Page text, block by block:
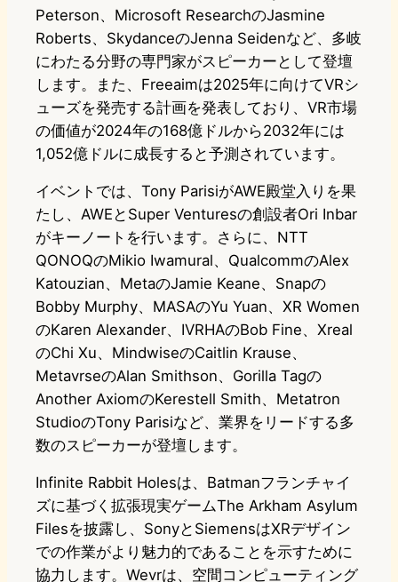
Peterson、Microsoft ResearchのJasmine
Roberts、SkydanceのJenna Seidenなど、多岐
にわたる分野の専門家がスピーカーとして登壇
します。また、Freeaimは2025年に向けてVRシ
ューズを発売する計画を発表しており、VR市場
の価値が2024年の168億ドルから2032年には
1,052億ドルに成長すると予測されています。
イベントでは、Tony ParisiがAWE殿堂入りを果
たし、AWEとSuper Venturesの創設者Ori Inbar
がキーノートを行います。さらに、NTT
QONOQのMikio Iwamural、QualcommのAlex
Katouzian、MetaのJamie Keane、Snapの
Bobby Murphy、MASAのYu Yuan、XR Women
のKaren Alexander、IVRHAのBob Fine、Xreal
のChi Xu、MindwiseのCaitlin Krause、
MetavrseのAlan Smithson、Gorilla Tagの
Another AxiomのKerestell Smith、Metatron
StudioのTony Parisiなど、業界をリードする多
数のスピーカーが登壇します。
Infinite Rabbit Holesは、Batmanフランチャイ
ズに基づく拡張現実ゲームThe Arkham Asylum
Filesを披露し、SonyとSiemensはXRデザイン
での作業がより魅力的であることを示すために
協力します。Wevrは、空間コンピューティング